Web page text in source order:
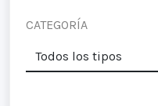
CATEGORÍA